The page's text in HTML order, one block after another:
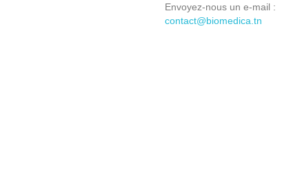
Envoyez-nous un e-mail :
contact@biomedica.tn